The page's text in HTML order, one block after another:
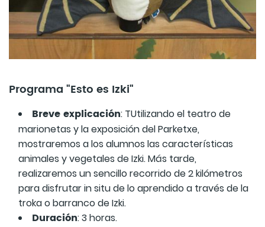
Programa "Esto es Izki"
Breve explicación: TUtilizando el teatro de
marionetas y la exposición del Parketxe,
mostraremos a los alumnos las características
animales y vegetales de Izki. Más tarde,
realizaremos un sencillo recorrido de 2 kilómetros
para disfrutar in situ de lo aprendido a través de la
troka o barranco de Izki.
Duración: 3 horas.